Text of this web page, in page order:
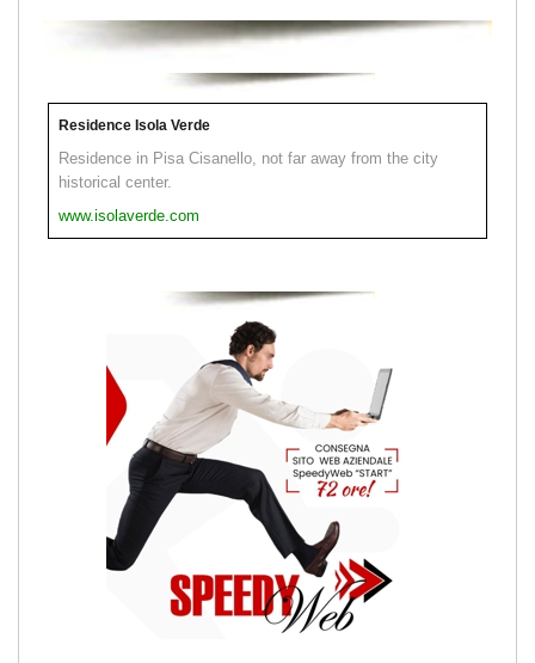
Residence Isola Verde
Residence in Pisa Cisanello, not far away from the city
historical center.
www.isolaverde.com